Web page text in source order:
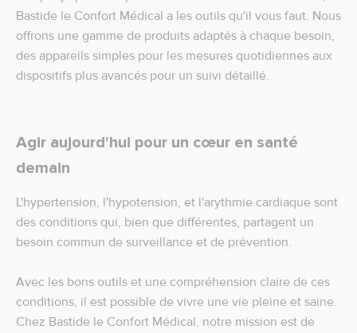
Bastide le Confort Médical a les outils qu'il vous faut. Nous
offrons une gamme de produits adaptés à chaque besoin,
des appareils simples pour les mesures quotidiennes aux
dispositifs plus avancés pour un suivi détaillé.
Agir aujourd'hui pour un cœur en santé
demain
L'hypertension, l'hypotension, et l'arythmie cardiaque sont
des conditions qui, bien que différentes, partagent un
besoin commun de surveillance et de prévention.
Avec les bons outils et une compréhension claire de ces
conditions, il est possible de vivre une vie pleine et saine.
Chez Bastide le Confort Médical, notre mission est de